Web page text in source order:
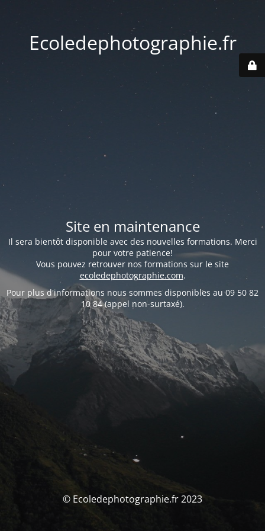
Ecoledephotographie.fr
Site en maintenance
Il sera bientôt disponible avec des nouvelles formations. Merci
pour votre patience!
Vous pouvez retrouver nos formations sur le site
ecoledephotographie.com.
Pour plus d'informations nous sommes disponibles au 09 50 82
10 84 (appel non-surtaxé).
© Ecoledephotographie.fr 2023